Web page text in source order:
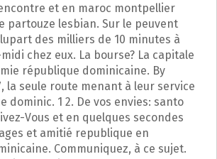
et en maroc montpellier
partouze lesbian. Sur le peuvent
des milliers de 10 minutes à
chez eux. La bourse? La capitale
république dominicaine. By
la seule route menant à leur service
dominic. 1 2. De vos envies: santo
Vous et en quelques secondes
et amitié republique en
Communiquez, à ce sujet.